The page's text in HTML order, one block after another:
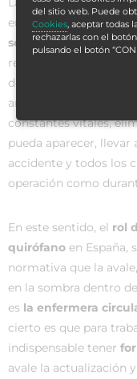
en
la atención y
someterse a un
resultar molestos y
de esta rama no solo
antes de la
constantes vitales,
pueda aparecer, llevar
accidente y todos los
operación como
En este sentido, el rol
quirófano en España,
normativa que la
en la sombra dentro
es la enfermera
cierto es que para
indispensable tener
avale la actualización
del sitio web. Puede
Cookies , aceptar todas
rechazarlas con el
pulsando el botón